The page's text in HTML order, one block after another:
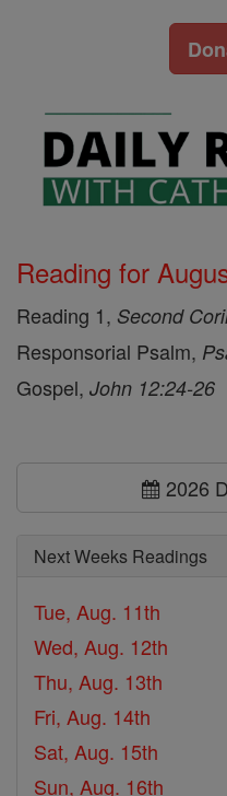
Reading for
Reading 1, Second
Responsorial Psalm,
Gospel, John 12:24-26
2026
Next Weeks Readings
Tue, Aug. 11th
Wed, Aug. 12th
Thu, Aug. 13th
Fri, Aug. 14th
Sat, Aug. 15th
Sun, Aug. 16th